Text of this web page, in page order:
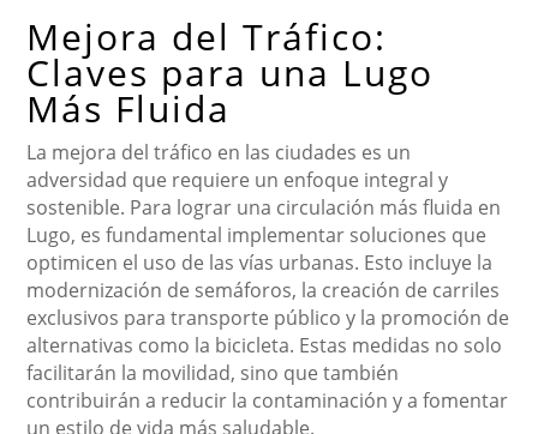
Mejora del Tráfico:
Claves para una Lugo
Más Fluida
La mejora del tráfico en las ciudades es un
adversidad que requiere un enfoque integral y
sostenible. Para lograr una circulación más fluida en
Lugo, es fundamental implementar soluciones que
optimicen el uso de las vías urbanas. Esto incluye la
modernización de semáforos, la creación de carriles
exclusivos para transporte público y la promoción de
alternativas como la bicicleta. Estas medidas no solo
facilitarán la movilidad, sino que también
contribuirán a reducir la contaminación y a fomentar
un estilo de vida más saludable.